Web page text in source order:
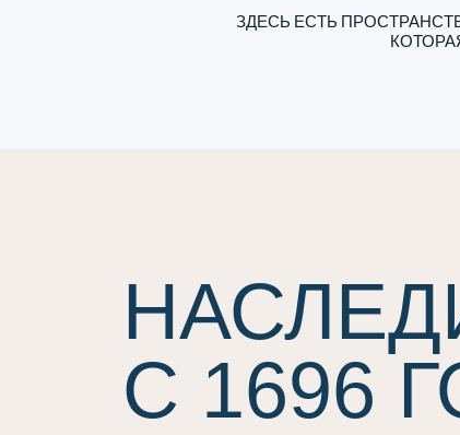
ЗДЕСЬ ЕСТЬ
С 1696